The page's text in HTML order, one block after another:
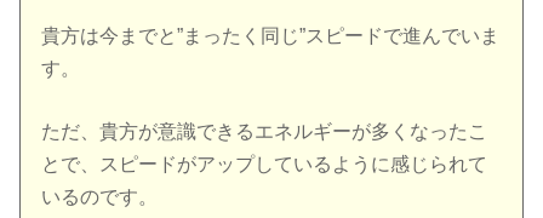
貴方は今までと”まったく同じ”スピードで進んでいま
す。
ただ、貴方が意識できるエネルギーが多くなったこ
とで、スピードがアップしているように感じられて
いるのです。